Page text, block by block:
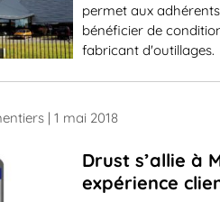
permet aux
bénéficier de
fabricant d'outillages.
| 1 mai 2018
Drust s’allie à
expérience